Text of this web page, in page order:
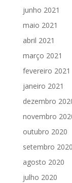
junho 2021
maio 2021
abril 2021
março 2021
fevereiro 2021
janeiro 2021
dezembro
novembro
outubro 2020
setembro 2020
agosto 2020
julho 2020